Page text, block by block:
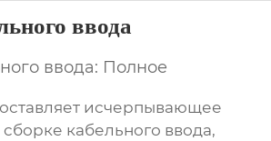
ввода
ввода: Полное
исчерпывающее
сборке кабельного ввода,